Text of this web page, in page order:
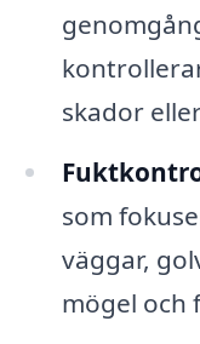
skador
som
väggar,
mögel och